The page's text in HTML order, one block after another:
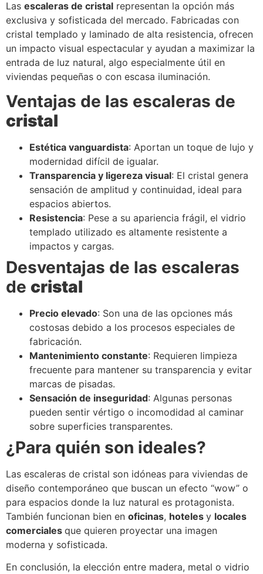
Las escaleras de cristal representan la opción más
exclusiva y sofisticada del mercado. Fabricadas con
cristal templado y laminado de alta resistencia, ofrecen
un impacto visual espectacular y ayudan a maximizar la
entrada de luz natural, algo especialmente útil en
viviendas pequeñas o con escasa iluminación.
Ventajas de las escaleras de
cristal
Estética vanguardista: Aportan un toque de lujo y
modernidad difícil de igualar.
Transparencia y ligereza visual: El cristal genera
sensación de amplitud y continuidad, ideal para
espacios abiertos.
Resistencia: Pese a su apariencia frágil, el vidrio
templado utilizado es altamente resistente a
impactos y cargas.
Desventajas de las escaleras
de cristal
Precio elevado: Son una de las opciones más
costosas debido a los procesos especiales de
fabricación.
Mantenimiento constante: Requieren limpieza
frecuente para mantener su transparencia y evitar
marcas de pisadas.
Sensación de inseguridad: Algunas personas
pueden sentir vértigo o incomodidad al caminar
sobre superficies transparentes.
¿Para quién son ideales?
Las escaleras de cristal son idóneas para viviendas de
diseño contemporáneo que buscan un efecto “wow” o
para espacios donde la luz natural es protagonista.
También funcionan bien en oficinas, hoteles y locales
comerciales que quieren proyectar una imagen
moderna y sofisticada.
En conclusión, la elección entre madera, metal o vidrio